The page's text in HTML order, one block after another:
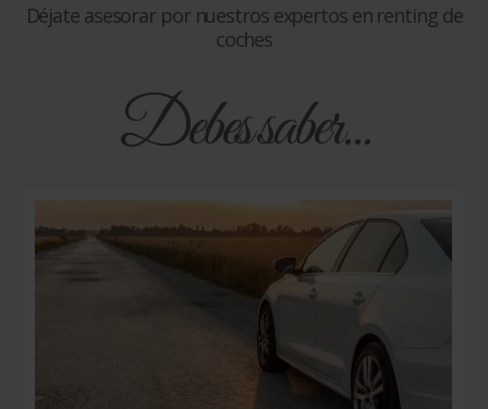
Déjate asesorar por nuestros expertos en renting de
coches
Debes saber...